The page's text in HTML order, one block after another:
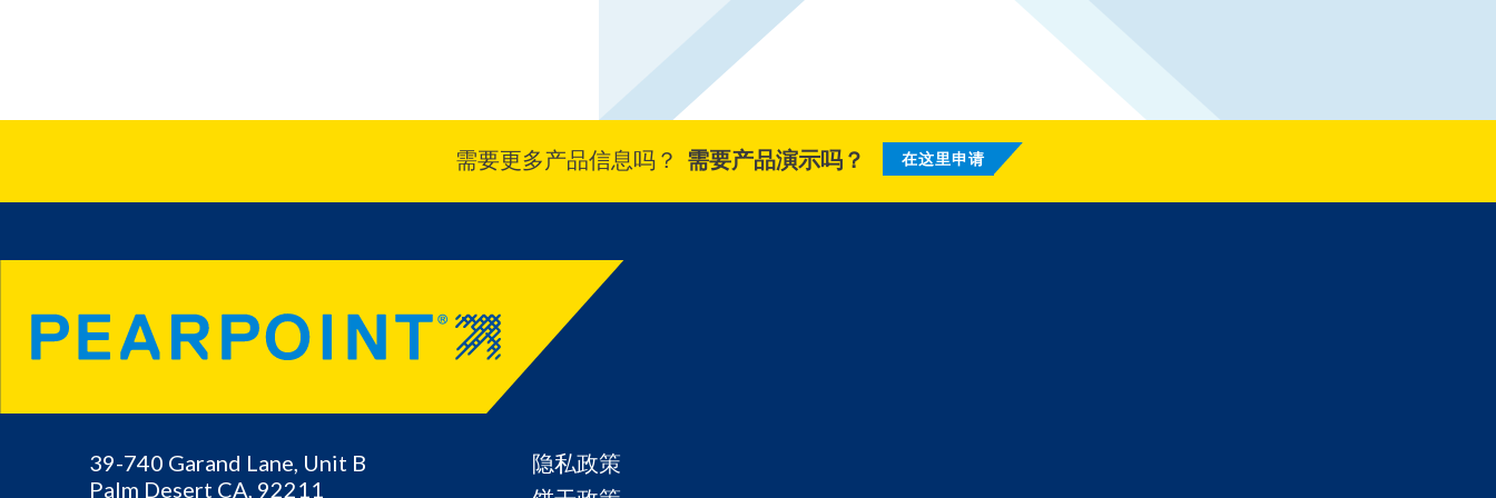
需要更多产品信息吗？ 需要产品演示吗？ 在这里申请
39-740 Garand Lane, Unit B
Palm Desert CA, 92211
隐私政策